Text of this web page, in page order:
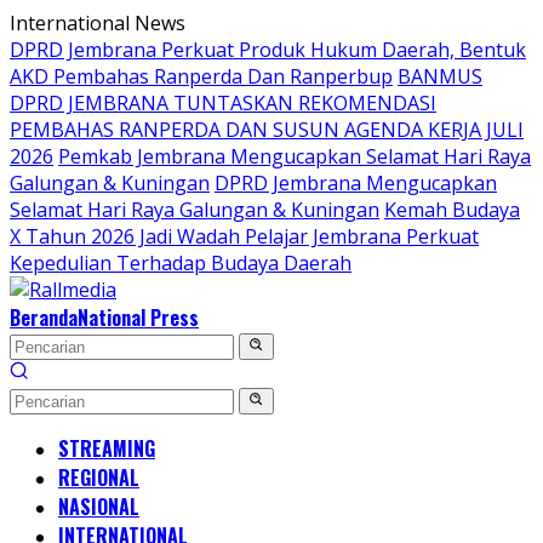
Langsung
ke
konten
International News
DPRD Jembrana Perkuat Produk Hukum Daerah, Bentuk
AKD Pembahas Ranperda Dan Ranperbup BANMUS
DPRD JEMBRANA TUNTASKAN REKOMENDASI
PEMBAHAS RANPERDA DAN SUSUN AGENDA KERJA JULI
2026 Pemkab Jembrana Mengucapkan Selamat Hari Raya
Galungan & Kuningan DPRD Jembrana Mengucapkan
Selamat Hari Raya Galungan & Kuningan Kemah Budaya
X Tahun 2026 Jadi Wadah Pelajar Jembrana Perkuat
Kepedulian Terhadap Budaya Daerah
BerandaNational Press
STREAMING
REGIONAL
NASIONAL
INTERNATIONAL